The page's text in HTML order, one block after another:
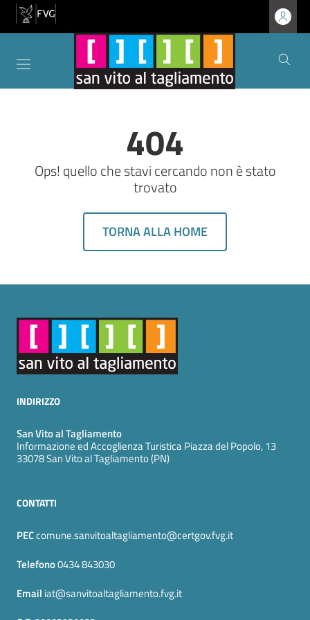
404
Ops! quello che stavi cercando non è stato
trovato
TORNA ALLA HOME
INDIRIZZO
San Vito al Tagliamento
Informazione ed Accoglienza Turistica Piazza del Popolo, 13
33078 San Vito al Tagliamento (PN)
CONTATTI
PECcomune.sanvitoaltagliamento@certgov.fvg.it
Telefono0434 843030
Email iat@sanvitoaltagliamento.fvg.it